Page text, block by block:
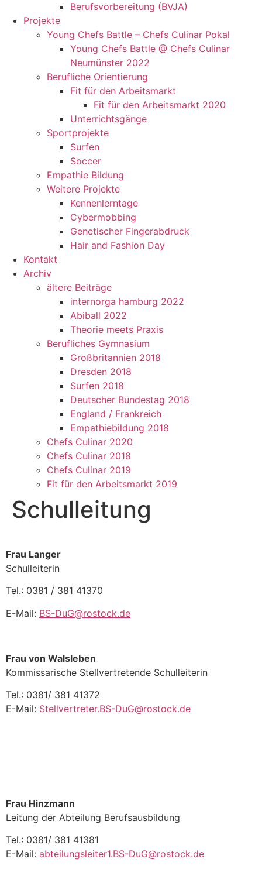
Berufsvorbereitung (BVJA)
Projekte
Young Chefs Battle – Chefs Culinar Pokal
Young Chefs Battle @ Chefs Culinar
Neumünster 2022
Berufliche Orientierung
Fit für den Arbeitsmarkt
Fit für den Arbeitsmarkt 2020
Unterrichtsgänge
Sportprojekte
Surfen
Soccer
Empathie Bildung
Weitere Projekte
Kennenlerntage
Cybermobbing
Genetischer Fingerabdruck
Hair and Fashion Day
Kontakt
Archiv
ältere Beiträge
internorga hamburg 2022
Abiball 2022
Theorie meets Praxis
Berufliches Gymnasium
Großbritannien 2018
Dresden 2018
Surfen 2018
Deutscher Bundestag 2018
England / Frankreich
Empathiebildung 2018
Chefs Culinar 2020
Chefs Culinar 2018
Chefs Culinar 2019
Fit für den Arbeitsmarkt 2019
Schulleitung
Frau Langer
Schulleiterin
Tel.: 0381 / 381 41370
E-Mail: BS-DuG@rostock.de
Frau von Walsleben
Kommissarische Stellvertretende Schulleiterin
Tel.: 0381/ 381 41372
E-Mail: Stellvertreter.BS-DuG@rostock.de
Frau Hinzmann
Leitung der Abteilung Berufsausbildung
Tel.: 0381/ 381 41381
E-Mail: abteilungsleiter1.BS-DuG@rostock.de